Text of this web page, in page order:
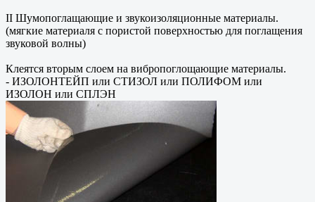
II Шумопоглащающие и звукоизоляционные материалы.
(мягкие материаля с пористой поверхностью для поглащения
звуковой волны)
Клеятся вторым слоем на вибропоглощающие материалы.
- ИЗОЛОНТЕЙП или СТИЗОЛ или ПОЛИФОМ или
ИЗОЛОН или СПЛЭН